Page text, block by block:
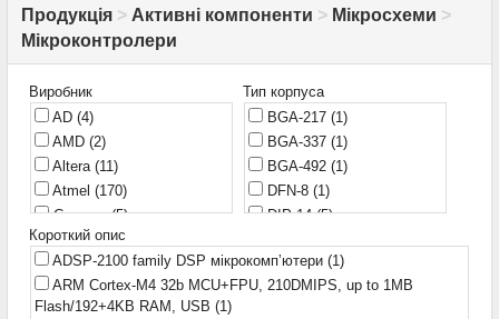
Продукція > Активні компоненти > Мікросхеми >
Мікроконтролери
Виробник
AD (4)
AMD (2)
Altera (11)
Atmel (170)
Cypress(5)
DS(2)
Funai(1)
Holtek(1)
INT(1)
Тип корпуса
BGA-217 (1)
BGA-337 (1)
BGA-492 (1)
DFN-8 (1)
DIP-14(5)
DIP-20(15)
DIP-24(1)
Короткий опис
ADSP-2100 family DSP мікрокомпʼютери (1)
ARM Cortex-M4 32b MCU+FPU, 210DMIPS, up to 1MB
Flash/192+4KB RAM, USB (1)